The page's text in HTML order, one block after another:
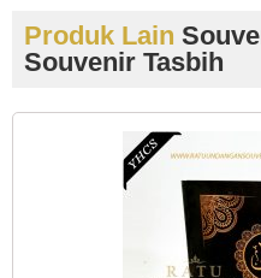
Produk Lain
Souvenir Tasbih